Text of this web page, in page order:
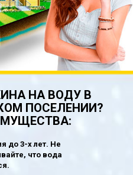
НА ВОДУ В
ПОСЕЛЕНИИ?
до 3-х лет. Не
что вода